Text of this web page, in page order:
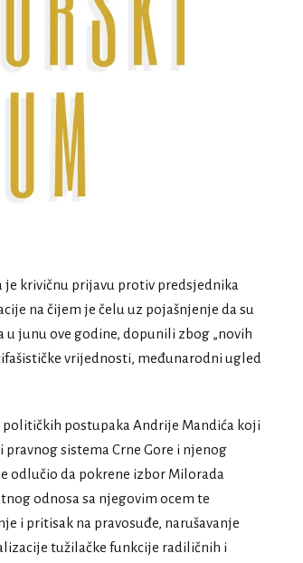
je krivičnu prijavu protiv predsjednika
na čijem je čelu uz pojašnjenje da su
junu ove godine, dopunili zbog „novih
vrijednosti, međunarodni ugled
političkih postupaka Andrije Mandića koji
sistema Crne Gore i njenog
odlučio da pokrene izbor Milorada
odnosa sa njegovim ocem te
i pritisak na pravosuđe, narušavanje
tužilačke funkcije radiličnih i